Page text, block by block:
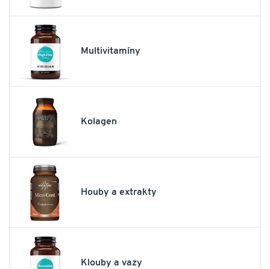
Multivitamíny
Kolagen
Houby a extrakty
Klouby a vazy